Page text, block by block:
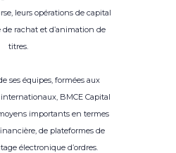
leurs opérations de capital
rachat et d’animation de
titres.
ses équipes, formées aux
BMCE Capital
importants en termes
de plateformes de
électronique d’ordres.